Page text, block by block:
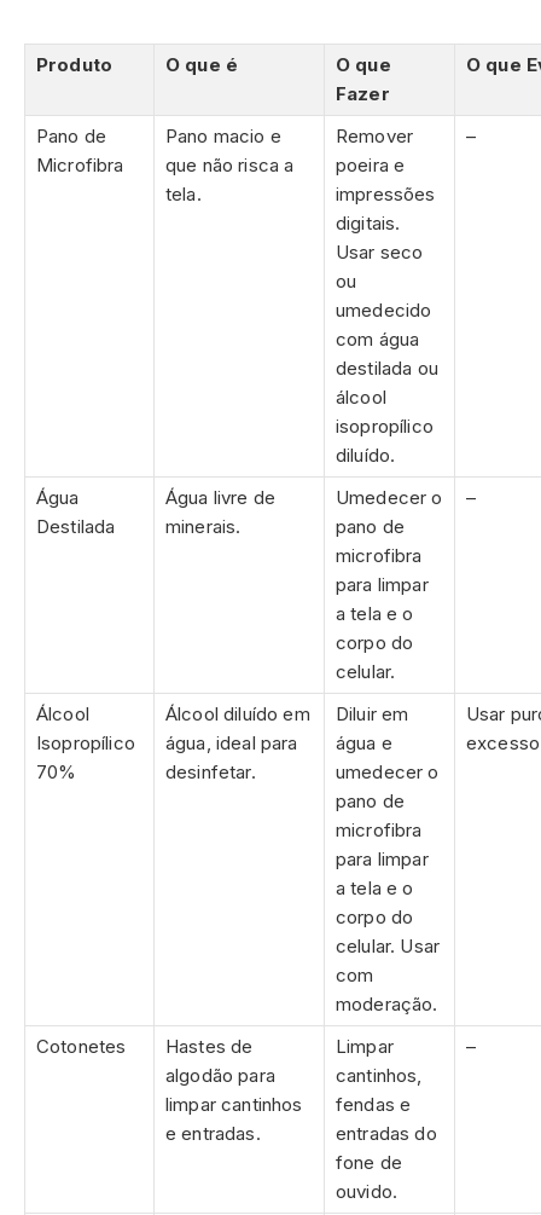
Produto O que é
O que
Fazer
O que
Pano de
Microfibra
Pano macio e
que não risca a
tela.
Remover
poeira e
impressões
digitais.
Usar seco
ou
umedecido
com água
destilada ou
álcool
isopropílico
diluído.
–
Água
Destilada
Água livre de
minerais.
Umedecer o
pano de
microfibra
para limpar
a tela e o
corpo do
celular.
–
Álcool
Isopropílico
70%
Álcool diluído em
água, ideal para
desinfetar.
Diluir em
água e
umedecer o
pano de
microfibra
para limpar
a tela e o
corpo do
celular. Usar
com
moderação.
Usar
Cotonetes
Hastes de
algodão para
limpar cantinhos
e entradas.
Limpar
cantinhos,
fendas e
entradas do
fone de
ouvido.
–